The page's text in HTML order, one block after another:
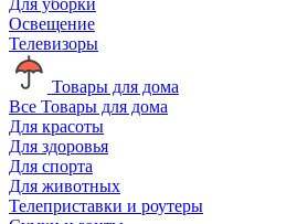
Освещение
Телевизоры
Товары для дома
Все Товары для дома
Для красоты
Для здоровья
Для спорта
Для животных
Телеприставки и роутеры